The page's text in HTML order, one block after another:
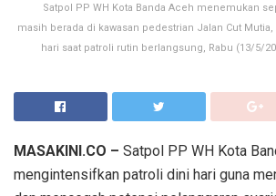
Satpol PP WH Kota Banda Aceh menemukan
masih berada di kawasan pedestrian Jalan Cut
hari saat patroli rutin berlangsung, Rabu (13/5/
MASAKINI.CO – Satpol PP WH Kota
mengintensifkan patroli dini hari guna